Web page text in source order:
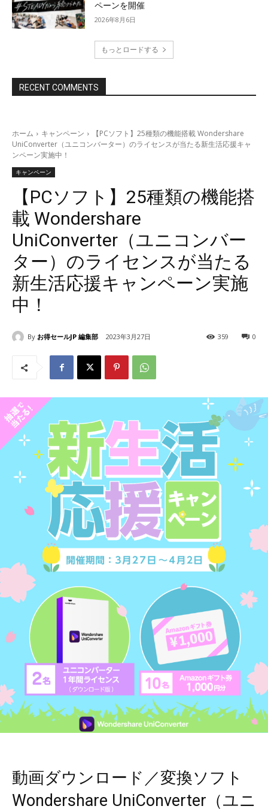
ペーンを開催
2026年8月6日
もっとロードする
RECENT COMMENTS